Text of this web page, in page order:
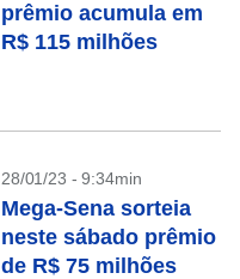
prêmio acumula em
R$ 115 milhões
28/01/23 - 9:34min
Mega-Sena sorteia
neste sábado prêmio
de R$ 75 milhões